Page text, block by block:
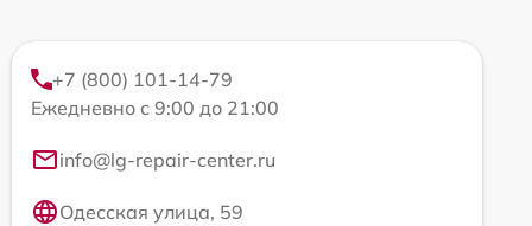
+7 (800) 101-14-79
Ежедневно с 9:00 до 21:00
info@lg-repair-center.ru
Одесская улица, 59